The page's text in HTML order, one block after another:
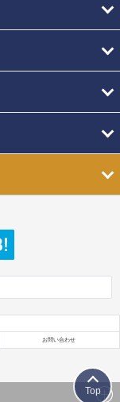
お問い合わせ
Top